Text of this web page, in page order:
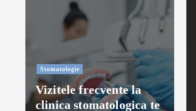
Stomatologie
Vizitele frecvente la
clinica stomatologica te